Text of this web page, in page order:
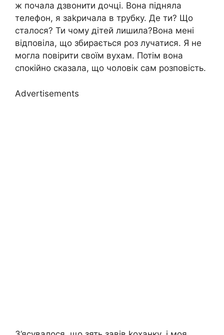
ж почала дзвонити дочці. Вона підняла
телефон, я заkричала в трубку. Де ти? Що
сталося? Ти чому дітей лишила?Вона мені
відповіла, що збирається роз лучатися. Я не
могла повірити своїм вухам. Потім вона
спокійно сказала, що чоловік сам розповість.
Advertisements